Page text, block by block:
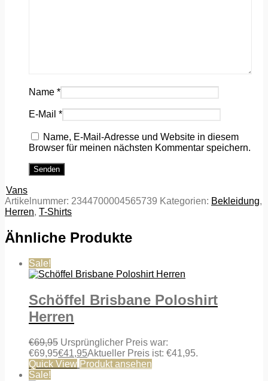
Name *
E-Mail *
Name, E-Mail-Adresse und Website in diesem
Browser für meinen nächsten Kommentar speichern.
Vans
Artikelnummer: 2344700004565739 Kategorien: Bekleidung,
Herren, T-Shirts
Ähnliche Produkte
Sale!
Schöffel Brisbane Poloshirt
Herren
€69,95 Ursprünglicher Preis war:
€69,95€41,95Aktueller Preis ist: €41,95.
Quick View Produkt ansehen
Sale!